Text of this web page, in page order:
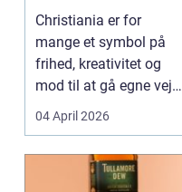
ét
Christiania er for
mange et symbol på
frihed, kreativitet og
mod til at gå egne veje.
Den samme ånd ...
04 April 2026